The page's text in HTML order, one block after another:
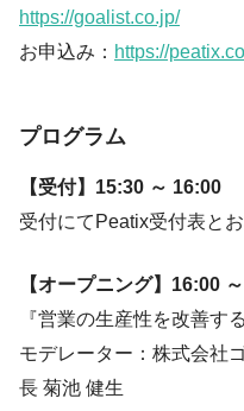
https://goalist.co.jp/
お申込み： https://
プログラム
【受付】15:30 ～ 16:00
受付にてPeatix受付表と
【オープニング】16:00
『営業の生産性を改善す
モデレーター：株式会
長 菊池 健生